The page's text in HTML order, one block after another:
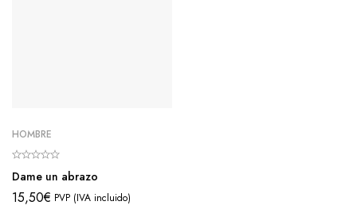
HOMBRE
Dame un abrazo
15,50€ PVP (IVA incluido)